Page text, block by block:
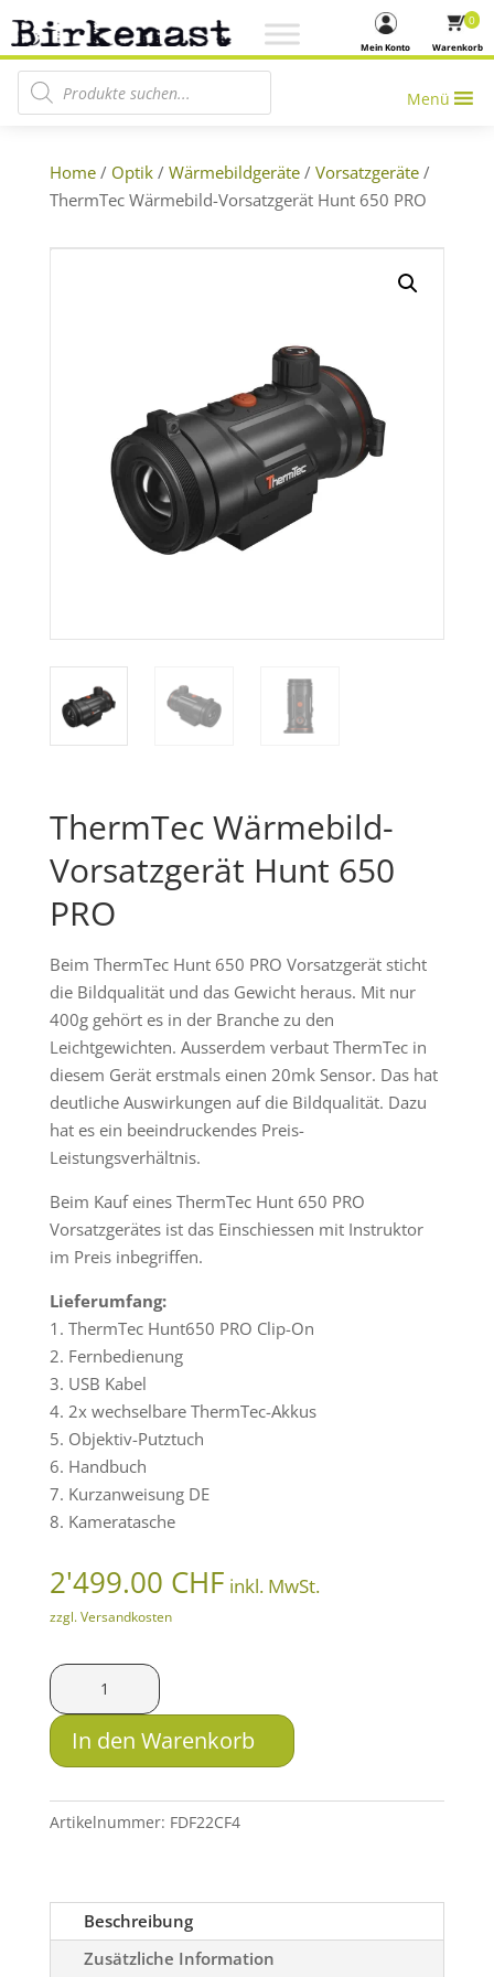
Warenkorb
0
Mein Konto
Products search
Menü
Home/ Optik/ Wärmebildgeräte/ Vorsatzgeräte/
ThermTec Wärmebild-Vorsatzgerät Hunt 650 PRO
ThermTec Wärmebild-
Vorsatzgerät Hunt 650
PRO
Beim ThermTec Hunt 650 PRO Vorsatzgerät sticht
die Bildqualität und das Gewicht heraus. Mit nur
400g gehört es in der Branche zu den
Leichtgewichten. Ausserdem verbaut ThermTec in
diesem Gerät erstmals einen 20mk Sensor. Das hat
deutliche Auswirkungen auf die Bildqualität. Dazu
hat es ein beeindruckendes Preis-
Leistungsverhältnis.
Beim Kauf eines ThermTec Hunt 650 PRO
Vorsatzgerätes ist das Einschiessen mit Instruktor
im Preis inbegriffen.
Lieferumfang:
1. ThermTec Hunt650 PRO Clip-On
2. Fernbedienung
3. USB Kabel
4. 2x wechselbare ThermTec-Akkus
5. Objektiv-Putztuch
6. Handbuch
7. Kurzanweisung DE
8. Kameratasche
2'499.00 CHF inkl. MwSt.
zzgl. Versandkosten
ThermTec
Wärmebild-
Vorsatzgerät
Hunt
PRO
In den Warenkorb
Artikelnummer: FDF22CF4
Beschreibung
Zusätzliche Information